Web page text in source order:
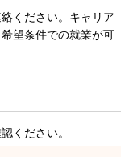
ください。キャリア
望条件での就業が可
ください。